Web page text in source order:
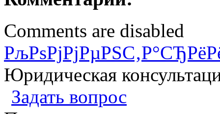
Comments are disabled
Юридическая
Задать вопрос